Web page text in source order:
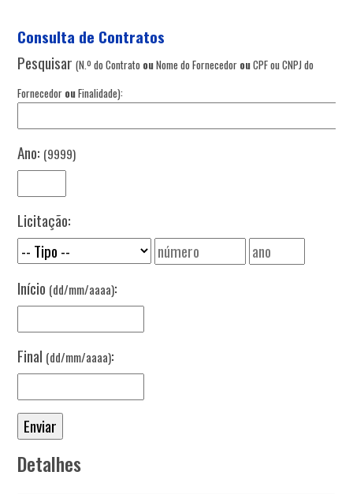
Consulta de Contratos
Pesquisar (N.º do Contrato ouNome do Fornecedor ouCPF ou CNPJ do
Fornecedor ouFinalidade):
Ano: (9999)
Licitação:
Início (dd/mm/aaaa):
Final (dd/mm/aaaa):
Detalhes